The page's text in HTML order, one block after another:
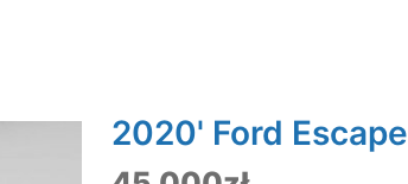
2020' Ford Escape